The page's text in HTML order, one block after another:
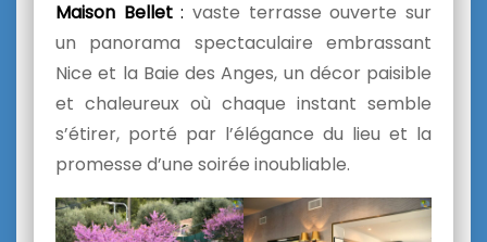
Maison Bellet:vaste terrasse ouverte sur
un panorama spectaculaire embrassant
Nice et la Baie des Anges, un décor paisible
et chaleureux où chaque instant semble
s’étirer, porté par l’élégance du lieu et la
promesse d’une soirée inoubliable.